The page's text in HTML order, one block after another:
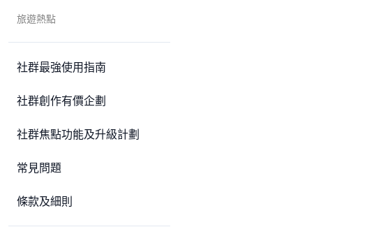
旅遊熱點
社群最強使用指南
社群創作有價企劃
社群焦點功能及升級計劃
常見問題
條款及細則